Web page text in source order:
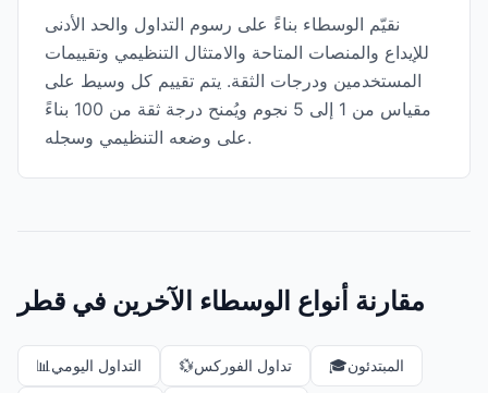
نقيّم الوسطاء بناءً على رسوم التداول والحد الأدنى
للإيداع والمنصات المتاحة والامتثال التنظيمي وتقييمات
المستخدمين ودرجات الثقة. يتم تقييم كل وسيط على
مقياس من 1 إلى 5 نجوم ويُمنح درجة ثقة من 100 بناءً
على وضعه التنظيمي وسجله.
مقارنة أنواع الوسطاء الآخرين في قطر
📊 التداول اليومي 💱تداول الفوركس 🎓المبتدئون